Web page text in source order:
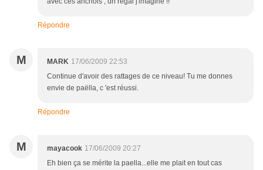
Répondre
M MARK 17/06/2009 22:53
Continue d'avoir des rattages de ce niveau! Tu me donnes
envie de paëlla, c 'est réussi.
Répondre
M mayacook 17/06/2009 20:27
Eh bien ça se mérite la paella...elle me plait en tout cas